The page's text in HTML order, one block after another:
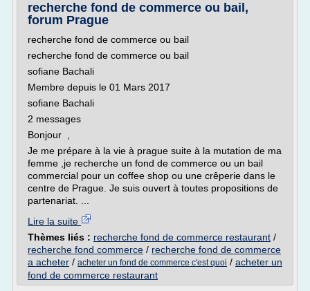
recherche fond de commerce ou bail,
forum Prague
recherche fond de commerce ou bail
recherche fond de commerce ou bail
sofiane Bachali
Membre depuis le 01 Mars 2017
sofiane Bachali
2 messages
Bonjour ,
Je me prépare à la vie à prague suite à la mutation de ma
femme ,je recherche un fond de commerce ou un bail
commercial pour un coffee shop ou une crêperie dans le
centre de Prague. Je suis ouvert à toutes propositions de
partenariat. ...
Lire la suite
Thèmes liés : recherche fond de commerce restaurant /
recherche fond commerce / recherche fond de commerce
a acheter / acheter un fond de commerce c'est quoi / acheter un
fond de commerce restaurant